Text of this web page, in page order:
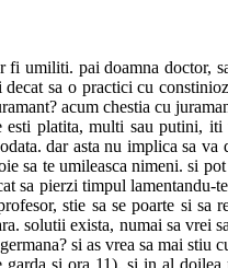
umiliti. pai doamna doctor,
sa o practici cu
acum chestia cu
platita, multi sau putini,
dar asta nu implica sa
sa te umileasca nimeni. si
sa pierzi timpul
stie sa se poarte si sa
solutii exista, numai sa vrei
si as vrea sa mai stiu